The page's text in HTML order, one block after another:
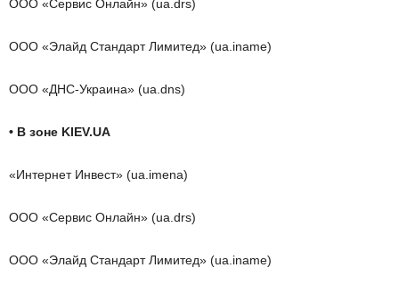
ООО «Сервис Онлайн» (ua.drs)
ООО «Элайд Стандарт Лимитед» (ua.iname)
ООО «ДНС-Украина» (ua.dns)
• В зоне KIEV.UA
«Интернет Инвест» (ua.imena)
ООО «Сервис Онлайн» (ua.drs)
ООО «Элайд Стандарт Лимитед» (ua.iname)